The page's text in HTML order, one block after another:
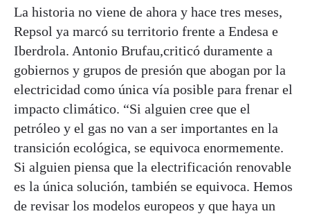
La historia no viene de ahora y hace tres meses,
Repsol ya marcó su territorio frente a Endesa e
Iberdrola. Antonio Brufau,criticó duramente a
gobiernos y grupos de presión que abogan por la
electricidad como única vía posible para frenar el
impacto climático. “Si alguien cree que el
petróleo y el gas no van a ser importantes en la
transición ecológica, se equivoca enormemente.
Si alguien piensa que la electrificación renovable
es la única solución, también se equivoca. Hemos
de revisar los modelos europeos y que haya un